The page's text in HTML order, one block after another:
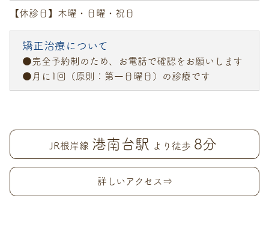
【休診日】木曜・日曜・祝日
矯正治療について
●完全予約制のため、お電話で確認をお願いします
●月に1回（原則：第一日曜日）の診療です
JR根岸線 港南台駅 より徒歩 8分
詳しいアクセス⇒